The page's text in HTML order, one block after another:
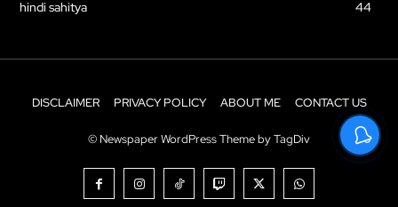
hindi sahitya
44
DISCLAIMER PRIVACY POLICY ABOUT ME CONTACT US
© Newspaper WordPress Theme by TagDiv